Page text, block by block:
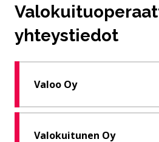
yhteystiedot
Valoo Oy
Valokuitunen Oy